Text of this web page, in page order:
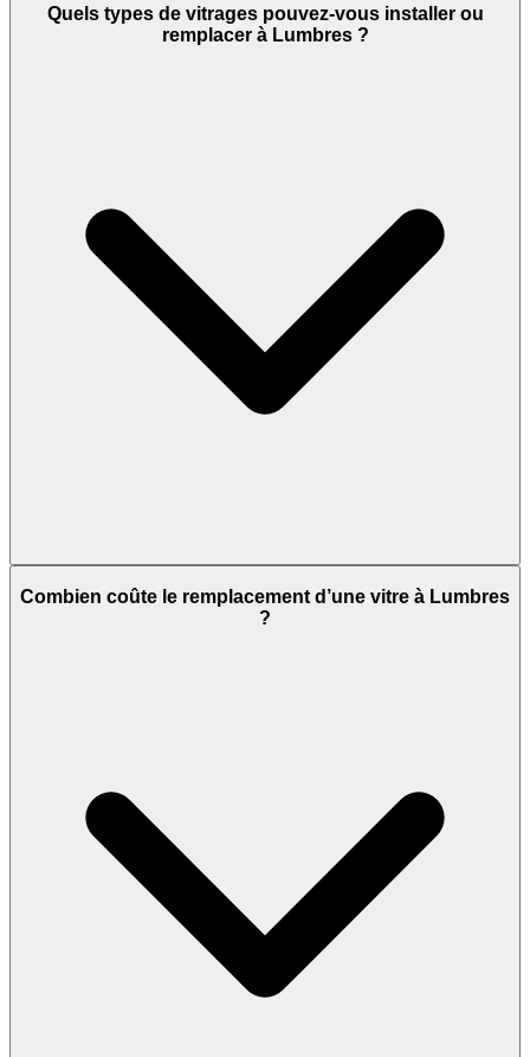
Quels types de vitrages pouvez-vous installer ou
remplacer à Lumbres ?
Combien coûte le remplacement d’une vitre à Lumbres
?